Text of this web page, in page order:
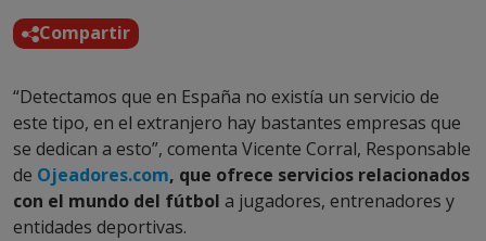
Compartir
“Detectamos que en España no existía un servicio de
este tipo, en el extranjero hay bastantes empresas que
se dedican a esto”, comenta Vicente Corral, Responsable
de Ojeadores.com, que ofrece servicios relacionados
con el mundo del fútbol a jugadores, entrenadores y
entidades deportivas.